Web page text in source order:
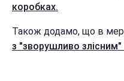
коробках.
Також додамо, що в
з "зворушливо